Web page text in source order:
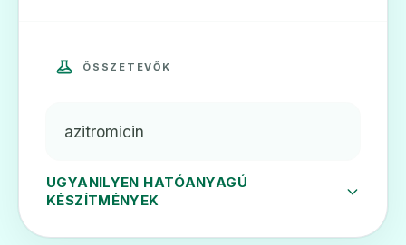
Ár: —
ÖSSZETEVŐK
azitromicin
UGYANILYEN HATÓANYAGÚ
KÉSZÍTMÉNYEK